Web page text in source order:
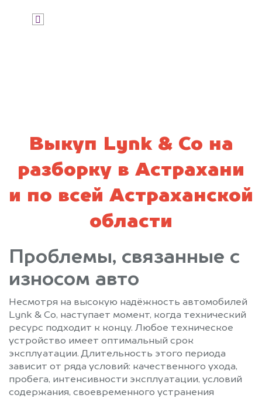
Выкуп Lynk & Co на
разборку в Астрахани
и по всей Астраханской
области
Проблемы, связанные с
износом авто
Несмотря на высокую надёжность автомобилей
Lynk & Co, наступает момент, когда технический
ресурс подходит к концу. Любое техническое
устройство имеет оптимальный срок
эксплуатации. Длительность этого периода
зависит от ряда условий: качественного ухода,
пробега, интенсивности эксплуатации, условий
содержания, своевременного устранения